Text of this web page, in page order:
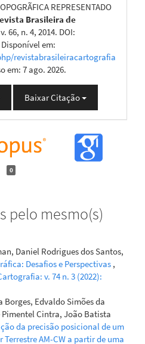
REPRESENTADO
Brasileira de
66, n. 4, 2014. DOI:
Disponível em:
revistabrasileiracartografia
em: 7 ago. 2026.
Baixar Citação
0
pelo mesmo(s)
Daniel Rodrigues dos Santos,
Desafios e Perspectivas ,
v. 74 n. 3 (2022):
Borges, Edvaldo Simões da
Pimentel Cintra, João Batista
da precisão posicional de um
Terrestre AM-CW a partir de uma